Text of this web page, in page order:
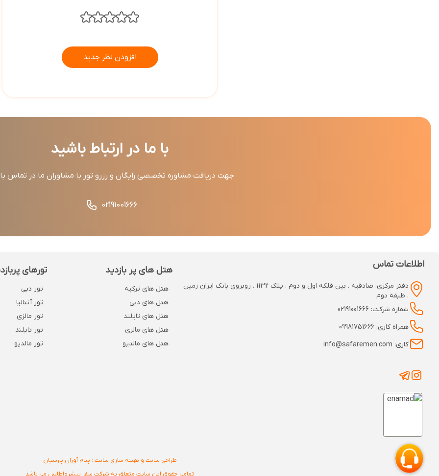
افزودن نظر جدید
با ما در ارتباط باشید
جهت دریافت مشاوره تخصصی رایگان و رزرو تور با مشاوران ما در تماس
02191001666
اطلاعات تماس
دفتر مرکزی: صادقیه . بین فلکه اول و دوم . پلاک 1132 . روبروی بانک ایران زمین
. طبقه دوم
شماره شرکت: 02191001666
همراه کاری: 09981751666
کاری: info@safaremen.com
هتل های پر بازدید
هتل های ترکیه
هتل های دبی
هتل های تایلند
هتل های مالزی
هتل های مالدیو
تورهای
تور دبی
تور آنتالیا
تور مالزی
تور تایلند
تور مالدیو
طراحی سایت و بهینه سازی سایت : پیام آوران پارسیان
تمامی حقوق این سایت متعلق به شرکت سفر پیشرواطلس می باشد